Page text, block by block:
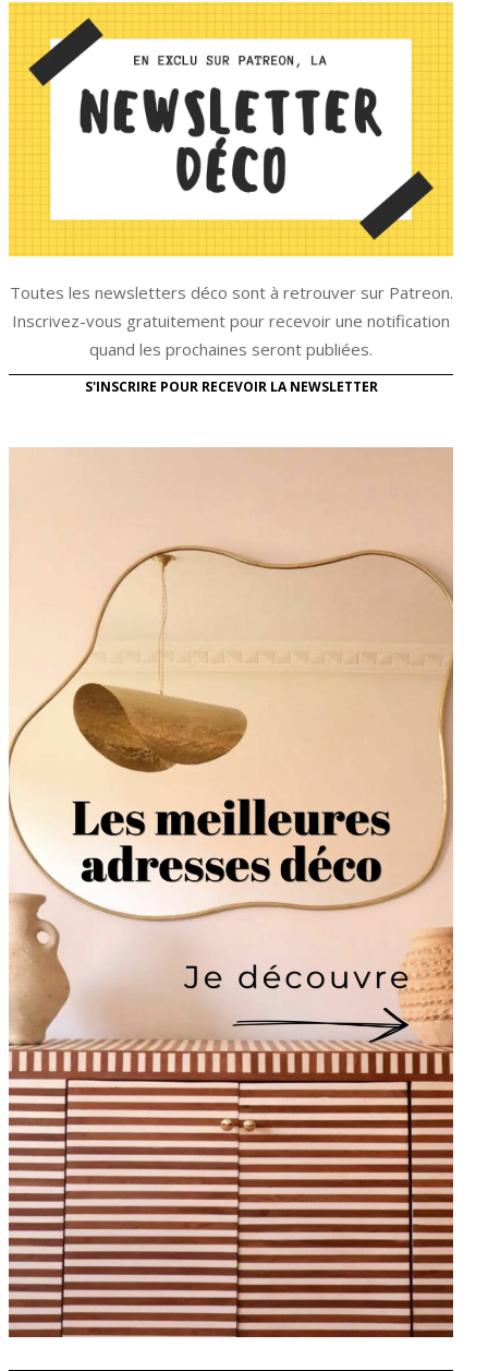
Toutes les newsletters déco sont à retrouver sur Patreon.
Inscrivez-vous gratuitement pour recevoir une notification
quand les prochaines seront publiées.
S'INSCRIRE POUR RECEVOIR LA NEWSLETTER